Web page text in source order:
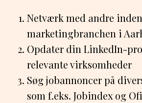
Netværk med andre
marketingbranchen i
Opdater din LinkedIn-
relevante virksomheder
Søg jobannoncer på
som f.eks. Jobindex og